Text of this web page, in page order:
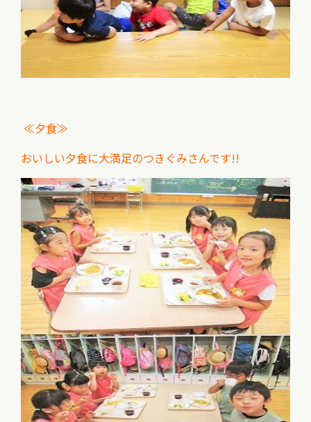
≪夕食≫
おいしい夕食に大満足のつきぐみさんです!!